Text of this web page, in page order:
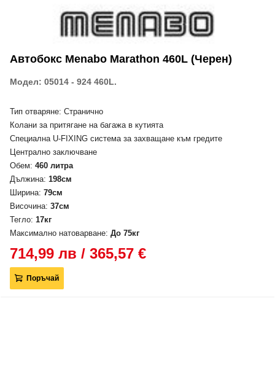
Автобокс Menabo Marathon 460L (черен)
Модел: 05014 - 924 460L.
Тип отваряне: Странично
Колани за притягане на багажа в кутията
Специална U-FIXING система за захващане към гредите
Централно заключване
Обем: 460 литра
Дължина: 198см
Ширина: 79см
Височина: 37см
Тегло: 17кг
Максимално натоварване: До 75кг
714,99 лв / 365,57 €
Поръчай